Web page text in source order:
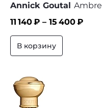
Annick Goutal
11 140₽ – 15 400₽
В корзину